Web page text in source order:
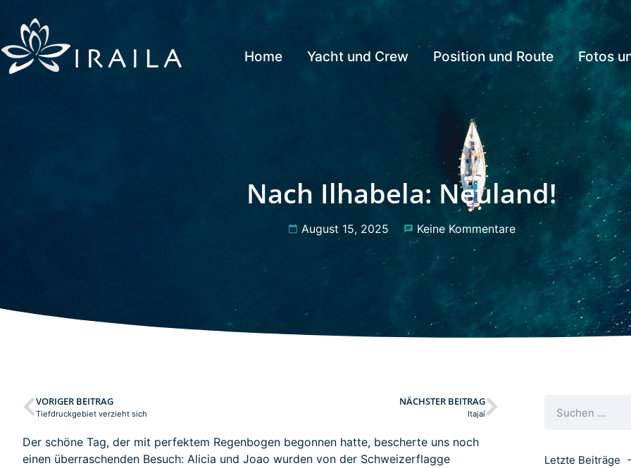
Home Yacht und Crew Position und Route Fotos
Nach Ilhabela: Neuland!
August 15, 2025 Keine Kommentare
VORIGER BEITRAG
Tiefdruckgebiet verzieht sich
NÄCHSTER BEITRAG
Itajaí
Der schöne Tag, der mit perfektem Regenbogen begonnen hatte, bescherte uns noch
einen überraschenden Besuch: Alicia und Joao wurden von der Schweizerflagge
Letzte Beiträge